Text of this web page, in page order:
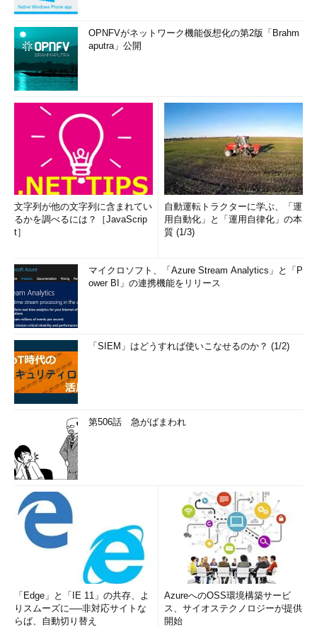
OPNFVがネットワーク機能仮想化の第2版「Brahm
aputra」公開
文字列が他の文字列に含まれてい
るかを調べるには？［JavaScrip
t］
自動運転トラクターに学ぶ、「運
用自動化」と「運用自律化」の本
質 (1/3)
マイクロソフト、「Azure Stream Analytics」と「P
ower BI」の連携機能をリリース
「SIEM」はどうすれば使いこなせるのか？ (1/2)
第506話 急がばまわれ
「Edge」と「IE 11」の共存、よ
りスムーズに──非対応サイトな
らば、自動切り替え
AzureへのOSS環境構築サービ
ス、サイオステクノロジーが提供
開始